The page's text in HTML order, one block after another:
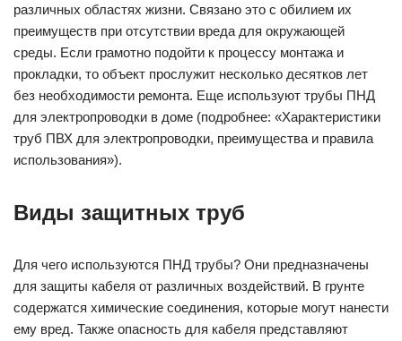
различных областях жизни. Связано это с обилием их
преимуществ при отсутствии вреда для окружающей
среды. Если грамотно подойти к процессу монтажа и
прокладки, то объект прослужит несколько десятков лет
без необходимости ремонта. Еще используют трубы ПНД
для электропроводки в доме (подробнее: «Характеристики
труб ПВХ для электропроводки, преимущества и правила
использования»).
Виды защитных труб
Для чего используются ПНД трубы? Они предназначены
для защиты кабеля от различных воздействий. В грунте
содержатся химические соединения, которые могут нанести
ему вред. Также опасность для кабеля представляют